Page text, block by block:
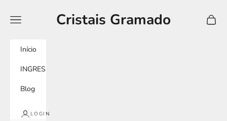
Cristais Gramado
Menu
Início
INGRESSOS
Blog
LOGIN